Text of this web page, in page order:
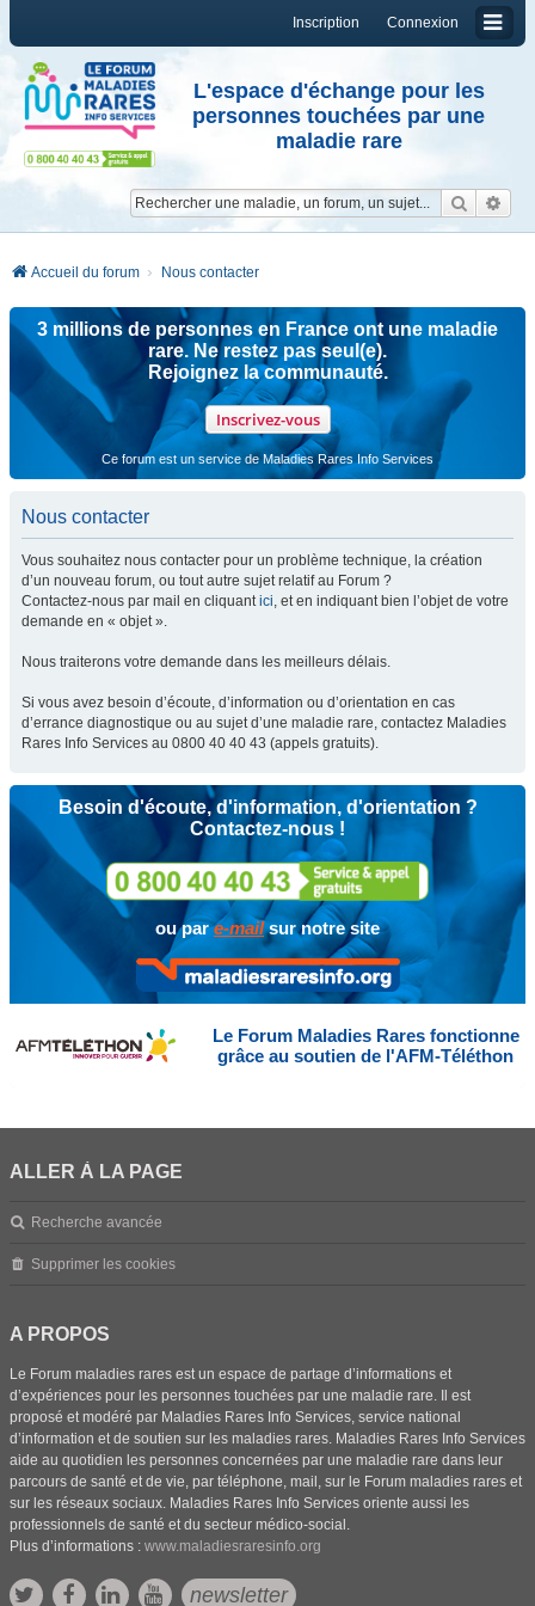
Connexion
Inscription
L'espace d'échange pour les
personnes touchées par une
maladie rare
Accueil du forum Nous contacter
3 millions de personnes en France ont une maladie
rare. Ne restez pas seul(e).
Rejoignez la communauté.
Inscrivez-vous
Ce forum est un service de Maladies Rares Info Services
Nous contacter
Vous souhaitez nous contacter pour un problème technique, la création
d’un nouveau forum, ou tout autre sujet relatif au Forum ?
Contactez-nous par mail en cliquantici, et en indiquant bien l’objet de votre
demande en « objet ».
Nous traiterons votre demande dans les meilleurs délais.
Si vous avez besoin d’écoute, d’information ou d’orientation en cas
d’errance diagnostique ou au sujet d’une maladie rare, contactez Maladies
Rares Info Services au 0800 40 40 43 (appels gratuits).
Besoin d'écoute, d'information, d'orientation ?
Contactez-nous !
ou pare-mailsur notre site
Le Forum Maladies Rares fonctionne
grâce au soutien de l'AFM-Téléthon
ALLER À LA PAGE
Recherche avancée
Supprimer les cookies
A PROPOS
Le Forum maladies rares est un espace de partage d’informations et
d’expériences pour les personnes touchées par une maladie rare. Il est
proposé et modéré par Maladies Rares Info Services, service national
d’information et de soutien sur les maladies rares. Maladies Rares Info Services
aide au quotidien les personnes concernées par une maladie rare dans leur
parcours de santé et de vie, par téléphone, mail, sur le Forum maladies rares et
sur les réseaux sociaux. Maladies Rares Info Services oriente aussi les
professionnels de santé et du secteur médico-social.
Plus d’informations : www.maladiesraresinfo.org
newsletter